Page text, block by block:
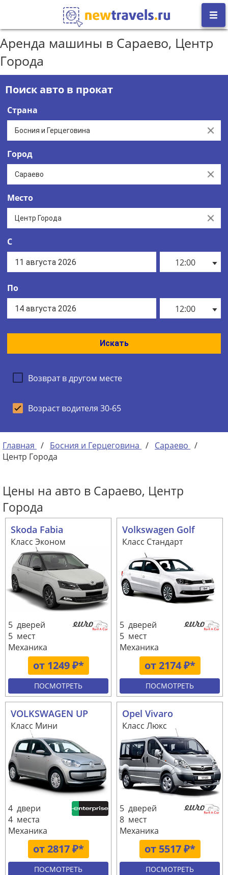
Аренда машины в Сараево, Центр
Города
Поиск авто в прокат
Страна
Clear
Город
Clear
Место
Clear
С
12:00
По
12:00
Искать
Возврат в другом месте
Возраст водителя 30-65
Главная / Босния и Герцеговина / Сараево /
Центр Города
Цены на авто в Сараево, Центр
Города
Skoda Fabia
Класс Эконом
от 1249 ₽*
5 дверей
5 мест
Механика
ПОСМОТРЕТЬ
Volkswagen Golf
Класс Стандарт
от 2174 ₽*
5 дверей
5 мест
Механика
ПОСМОТРЕТЬ
VOLKSWAGEN UP
Класс Мини
от 2817 ₽*
4 двери
4 места
Механика
ПОСМОТРЕТЬ
Opel Vivaro
Класс Люкс
от 5517 ₽*
5 дверей
8 мест
Механика
ПОСМОТРЕТЬ